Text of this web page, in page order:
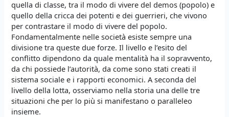
quella di classe, tra il modo di vivere del demos (popolo) e
quello della cricca dei potenti e dei guerrieri, che vivono
per contrastare il modo di vivere del popolo.
Fondamentalmente nelle società esiste sempre una
divisione tra queste due forze. Il livello e l’esito del
conflitto dipendono da quale mentalità ha il sopravvento,
da chi possiede l’autorità, da come sono stati creati il
sistema sociale e i rapporti economici. A seconda del
livello della lotta, osserviamo nella storia una delle tre
situazioni che per lo più si manifestano o paralleleo
insieme.